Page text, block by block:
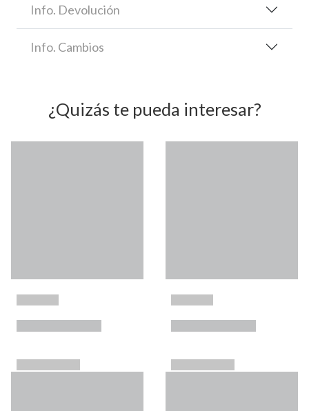
Info. Devolución
Info. Cambios
¿Quizás te pueda interesar?